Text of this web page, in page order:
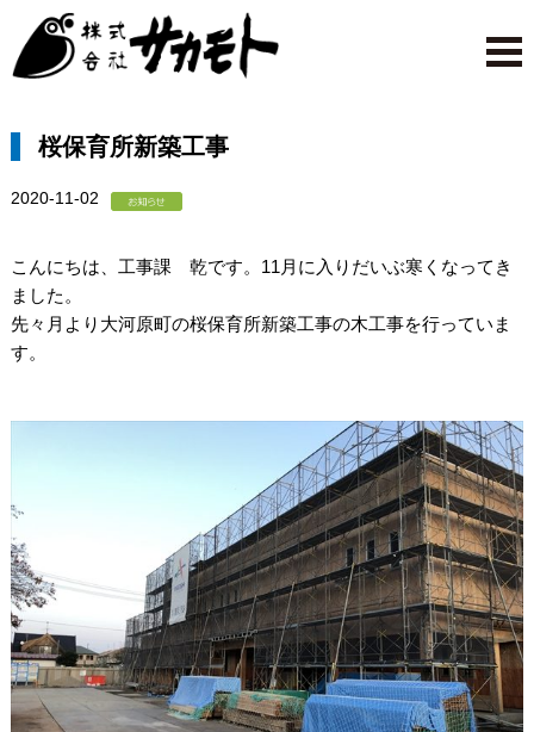
桜保育所新築工事
2020-11-02
こんにちは、工事課 乾です。11月に入りだいぶ寒くなってき
ました。
先々月より大河原町の桜保育所新築工事の木工事を行っていま
す。